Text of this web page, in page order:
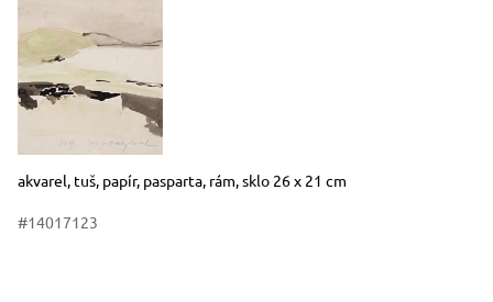
Rozměry
Stručný popis předmětu
akvarel, tuš, papír, pasparta, rám, sklo 26 x 21 cm
#14017123